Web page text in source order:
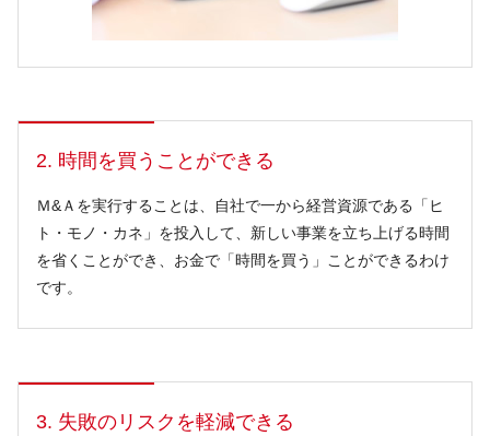
2. 時間を買うことができる
Ｍ&Ａを実行することは、自社で一から経営資源である「ヒ
ト・モノ・カネ」を投入して、新しい事業を立ち上げる時間
を省くことができ、お金で「時間を買う」ことができるわけ
です。
3. 失敗のリスクを軽減できる